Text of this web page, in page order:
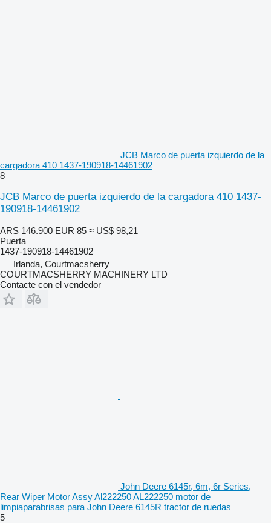
JCB Marco de puerta izquierdo de la
cargadora 410 1437-190918-14461902
8
JCB Marco de puerta izquierdo de la cargadora 410 1437-
190918-14461902
ARS 146.900 EUR 85 ≈ US$ 98,21
Puerta
1437-190918-14461902
Irlanda, Courtmacsherry
COURTMACSHERRY MACHINERY LTD
Contacte con el vendedor
John Deere 6145r, 6m, 6r Series,
Rear Wiper Motor Assy Al222250 AL222250 motor de
limpiaparabrisas para John Deere 6145R tractor de ruedas
5